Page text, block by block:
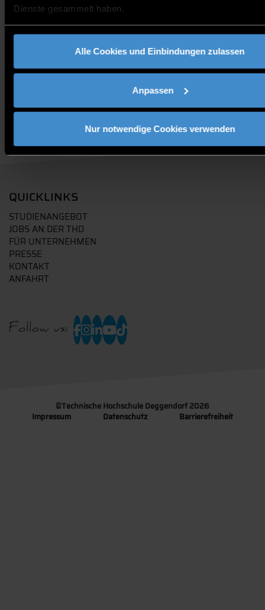
Dienste gesammelt haben.
Alle Cookies und Einbindungen zulassen
Anpassen
Nur notwendige Cookies verwenden
QUICKLINKS
STUDIENANGEBOT
JOBS AN DER THD
FÜR UNTERNEHMEN
PRESSE
KONTAKT
ANFAHRT
Follow us:
©Technische Hochschule Deggendorf 2026
Impressum
Datenschutz Barrierefreiheit